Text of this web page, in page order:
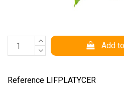
Add
Reference LIFPLATYCER